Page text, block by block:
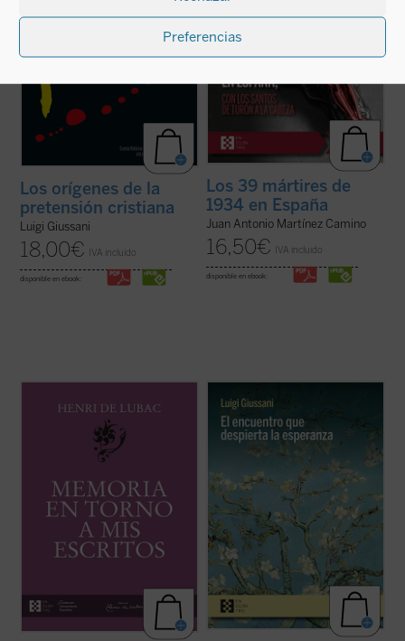
Preferencias
Los orígenes de la
pretensión cristiana
Luigi Giussani
18,00€ IVA incluido
disponible en ebook:
Los 39 mártires de
1934 en España
Juan Antonio Martínez Camino
16,50€ IVA incluido
disponible en ebook:
primeros veinte años yMemoria en torno a
. Ambas Memorias nos
permiten conocer la vida y la obra de Henri
de Lubac desde su nacimiento en 1896
hasta el final de su período militar ...
diálogo en asamblea y la síntesis, hasta
ahora inéditos, de Luigi Giussani con
jóvenes universitarios de Comunión y
Liberación en 1985. Giussani propone una
inversión de perspectiva: las necesidades